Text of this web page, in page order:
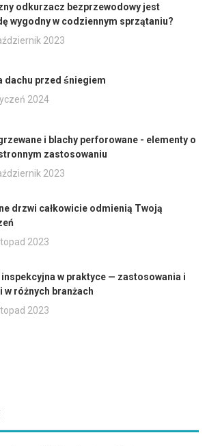
odkurzacz bezprzewodowy jest
wygodny w codziennym sprzątaniu?
2023
dachu przed śniegiem
2024
i blachy perforowane - elementy o
zastosowaniu
2023
drzwi całkowicie odmienią Twoją
2023
inspekcyjna w praktyce — zastosowania i
w różnych branżach
2023